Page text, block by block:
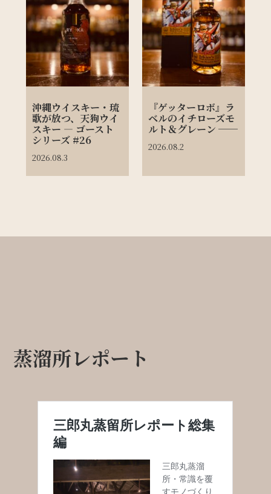
沖縄ウイスキー・琉
歌が放つ、天狗ウイ
スキー ― ゴースト
シリーズ #26
2026.08.3
『ゲッターロボ』ラ
ベルのイチローズモ
ルト＆グレーン ──
2026.08.2
蒸溜所レポート